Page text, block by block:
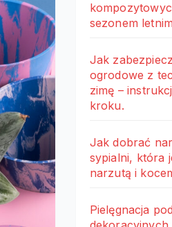
sezonem
Jak
ogrodowe z
zimę –
kroku.
Jak dobrać
sypialni, która
narzutą i
Pielęgnacja